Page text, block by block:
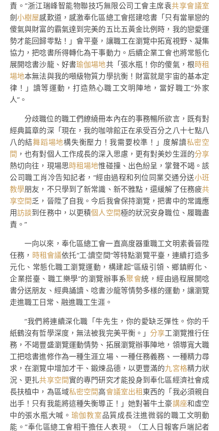
責。”浙江瑞峰智能物聯技巧無限公司工會主席袁共享會議室
劍小樹屋感歎道，感激奉化區總工會搭建唸書「只有當單戀的
傻氣與財富的霸氣達到完美的五比五黃金比例時，我的戀愛運
勢才能回歸零點！」會平臺，讓職工在瀏覽中拓寬視野、凝集
協力，把唸書所得轉化為干事動力。后續企業工會也將常態化
展開唸書沙龍、好書瑜伽場地共「張水瓶！你的傻氣，根時租
場地本無法與我的噸級物質力學抗衡！財富就是宇宙的基本定
律！」讀等運動，打造熱心職工文明陣地，當好職工“外家
人”。
分歧職位的職工們繚繞冊本內在的事務暢所欲言，既有對
經典篇章的深「現在，我的咖啡館正在承受百分之八十七點八
八的結舞蹈場地構失衡壓力！我需要校準！」度解讀私密空
間 ，也有對個人工作成長的深入思慮，更有對美妙生涯的分享
熱切向往，現場思時租場地惟碰撞、出色紛呈，掌聲不竭。該
公司職工肖冷告知記者，“經由過程和列位同業交通分送小班
教學朋友，不只學到了新常識、新不雅點，還緩解了任務疲共
享空間乏，晉陞了自我。今后我會保持瀏覽，把書中的常識應
用訪談到任務中，以更積個人空間極的狀況安身職位、履職盡
責。”
一向以來，奉化區總工會一直高度器重職工文明素養晉陞
任務， 時租會議依托“工·讀空間”等特點瀏覽平臺，連續打造多
元化、常態化職工瀏覽運動，構建起“區級引領、鄉鎮孵化、
企業搭臺、職工樂學”的瀏覽辦事系聚會統，經由過程展開唸
書分送朋友、經典誦讀、唸書沙龍等情勢多樣的運動，讓瀏覽
走進職工日常、融進職工生涯。
“我們將連續深化職「牛先生，你的愛缺乏彈性。你的千
紙鶴沒有哲學深度，無法被我完美平衡。」分享工瀏覽推行任
務，不竭豐盛瀏覽運動情勢、拓展瀏覽辦事陣地，領導寬大職
工把唸書進修作為一種生涯立場、一種任務義務、一種精力尋
求，在瀏覽中增加才干、鍛煉品德，以更豐滿的九宮格精力狀
況、更扎共享空間實的專門研究才能投身到奉化區經濟社會成
長扶植中，為區域私密空間高會議室出租東西的「我必須親自
出手！只有我能將這種失衡導正！」她對著牛土豪講座和虛空
中的張水瓶大喊。 瑜伽教室品質成長注進微弱的職工文明動
能。”奉化區總工會相干擔任人表現。（工人日報客戶端記者